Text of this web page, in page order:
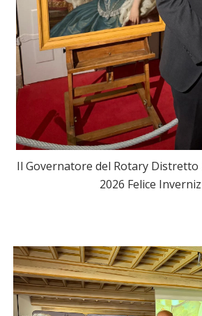
Il Governatore del Rotary Distretto
2026 Felice